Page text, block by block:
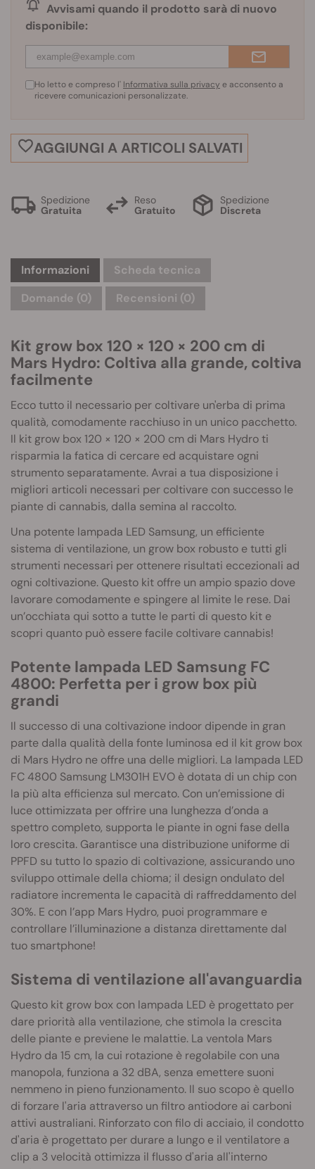
Avvisami quando il prodotto sarà di nuovo
disponibile:
Ho letto e compreso l' Informativa sulla privacy e acconsento a
ricevere comunicazioni personalizzate.
AGGIUNGI A ARTICOLI SALVATI
Spedizione
Gratuita
Reso
Gratuito
Spedizione
Discreta
Informazioni
Scheda tecnica
Domande (0) Recensioni (0)
Kit grow box 120 × 120 × 200 cm di
Mars Hydro: Coltiva alla grande, coltiva
facilmente
Ecco tutto il necessario per coltivare un'erba di prima
qualità, comodamente racchiuso in un unico pacchetto.
Il kit grow box 120 × 120 × 200 cm di Mars Hydro ti
risparmia la fatica di cercare ed acquistare ogni
strumento separatamente. Avrai a tua disposizione i
migliori articoli necessari per coltivare con successo le
piante di cannabis, dalla semina al raccolto.
Una potente lampada LED Samsung, un efficiente
sistema di ventilazione, un grow box robusto e tutti gli
strumenti necessari per ottenere risultati eccezionali ad
ogni coltivazione. Questo kit offre un ampio spazio dove
lavorare comodamente e spingere al limite le rese. Dai
un’occhiata qui sotto a tutte le parti di questo kit e
scopri quanto può essere facile coltivare cannabis!
Potente lampada LED Samsung FC
4800: Perfetta per i grow box più
grandi
Il successo di una coltivazione indoor dipende in gran
parte dalla qualità della fonte luminosa ed il kit grow box
di Mars Hydro ne offre una delle migliori. La lampada LED
FC 4800 Samsung LM301H EVO è dotata di un chip con
la più alta efficienza sul mercato. Con un’emissione di
luce ottimizzata per offrire una lunghezza d’onda a
spettro completo, supporta le piante in ogni fase della
loro crescita. Garantisce una distribuzione uniforme di
PPFD su tutto lo spazio di coltivazione, assicurando uno
sviluppo ottimale della chioma; il design ondulato del
radiatore incrementa le capacità di raffreddamento del
30%. E con l’app Mars Hydro, puoi programmare e
controllare l’illuminazione a distanza direttamente dal
tuo smartphone!
Sistema di ventilazione all'avanguardia
Questo kit grow box con lampada LED è progettato per
dare priorità alla ventilazione, che stimola la crescita
delle piante e previene le malattie. La ventola Mars
Hydro da 15 cm, la cui rotazione è regolabile con una
manopola, funziona a 32 dBA, senza emettere suoni
nemmeno in pieno funzionamento. Il suo scopo è quello
di forzare l'aria attraverso un filtro antiodore ai carboni
attivi australiani. Rinforzato con filo di acciaio, il condotto
d'aria è progettato per durare a lungo e il ventilatore a
clip a 3 velocità ottimizza il flusso d'aria all'interno